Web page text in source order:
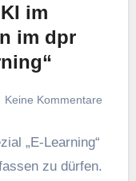
im
im dpr
Keine Kommentare
„E-Learning“
zu dürfen.